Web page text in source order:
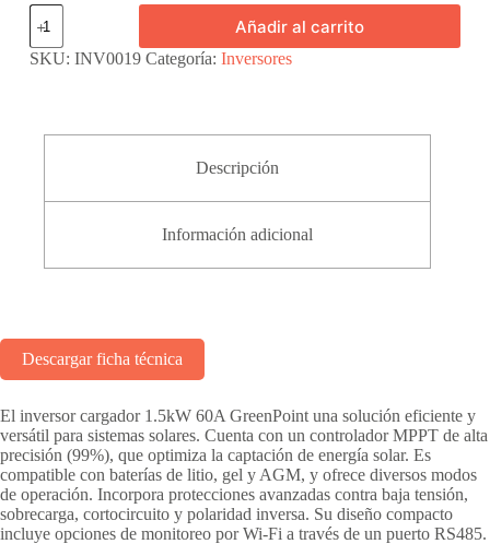
Inversor
cargador
1.5kW
60A
Añadir al carrito
SKU: INV0019 Categoría: Inversores
Descripción
Información adicional
Descargar ficha técnica
El inversor cargador 1.5kW 60A GreenPoint una solución eficiente y
versátil para sistemas solares. Cuenta con un controlador MPPT de alta
precisión (99%), que optimiza la captación de energía solar. Es
compatible con baterías de litio, gel y AGM, y ofrece diversos modos
de operación. Incorpora protecciones avanzadas contra baja tensión,
sobrecarga, cortocircuito y polaridad inversa. Su diseño compacto
incluye opciones de monitoreo por Wi-Fi a través de un puerto RS485.